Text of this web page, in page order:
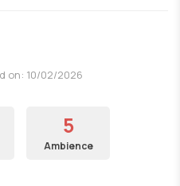
on: 10/02/2026
5
Ambience